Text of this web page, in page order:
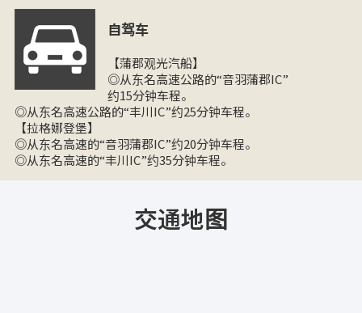
自驾车
【蒲郡观光汽船】
◎从东名高速公路的“音羽蒲郡IC”
约15分钟车程。
◎从东名高速公路的“丰川IC”约25分钟车程。
【拉格娜登堡】
◎从东名高速的“音羽蒲郡IC”约20分钟车程。
◎从东名高速的“丰川IC”约35分钟车程。
交通地图